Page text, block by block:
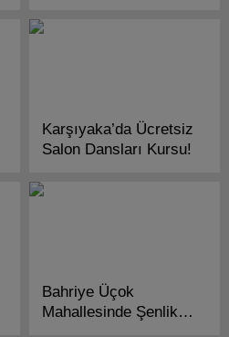
Davetlisiniz!
Karşıyaka’da Ücretsiz
Salon Dansları Kursu!
Bahriye Üçok
Mahallesinde Şenlik